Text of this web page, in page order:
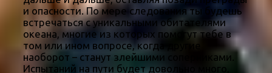
и опасности. По мере следования ты будешь
встречаться с уникальными обитателями
океана, многие из которых помогут тебе в
том или ином вопросе, когда другие
наоборот – станут злейшими соперниками.
Испытаний на пути будет довольно много,